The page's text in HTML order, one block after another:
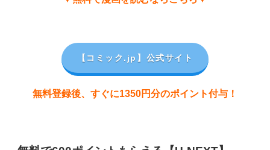
【コミック.jp 】公式サイト
無料登録後、すぐに1350円分のポイント付与！